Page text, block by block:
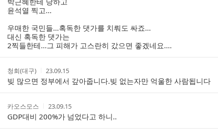
윤석열 찍고...
우매한 국민들...혹독한 댓가를 치뤄도 싸죠...
대신 혹독한 댓가는
2찍들한테...그 피해가 고스란히 갔으면 좋겠네요....
작
성
자
청회(대구)
작
성
시
간
23.09.15
빚 많으면 정부에서 갚아줍니다.빚 없는자만 억울한 사람됩니다
작
성
자
카오스모스
작
성
시
간
23.09.15
GDP대비 200%가 넘었다고 하니..